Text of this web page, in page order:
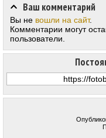
Ваш комментарий
Вы не вошли на сайт.
Комментарии могут
пользователи.